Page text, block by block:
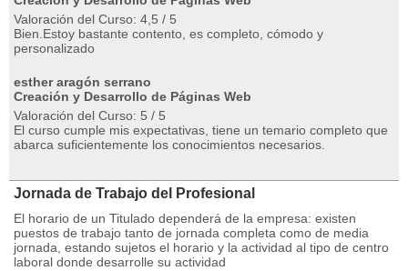
Valoración del Curso: 4,5 / 5
Bien.Estoy bastante contento, es completo, cómodo y
personalizado
esther aragón serrano
Creación y Desarrollo de Páginas Web
Valoración del Curso: 5 / 5
El curso cumple mis expectativas, tiene un temario completo que
abarca suficientemente los conocimientos necesarios.
Jornada de Trabajo del Profesional
El horario de un Titulado dependerá de la empresa: existen
puestos de trabajo tanto de jornada completa como de media
jornada, estando sujetos el horario y la actividad al tipo de centro
laboral donde desarrolle su actividad